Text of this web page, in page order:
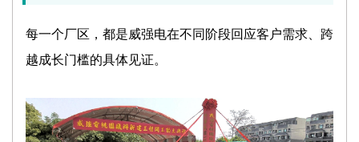
每一个厂区，都是威强电在不同阶段回应客户需求、跨
越成长门槛的具体见证。